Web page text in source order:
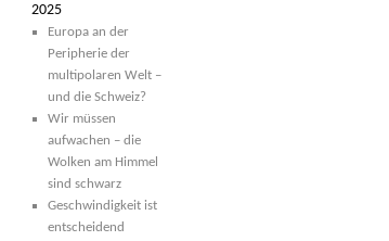
2025
Europa an der
Peripherie der
multipolaren Welt –
und die Schweiz?
Wir müssen
aufwachen – die
Wolken am Himmel
sind schwarz
Geschwindigkeit ist
entscheidend